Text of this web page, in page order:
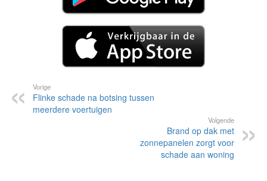
Flinke schade na botsing tussen
meerdere voertuigen
Brand op dak met